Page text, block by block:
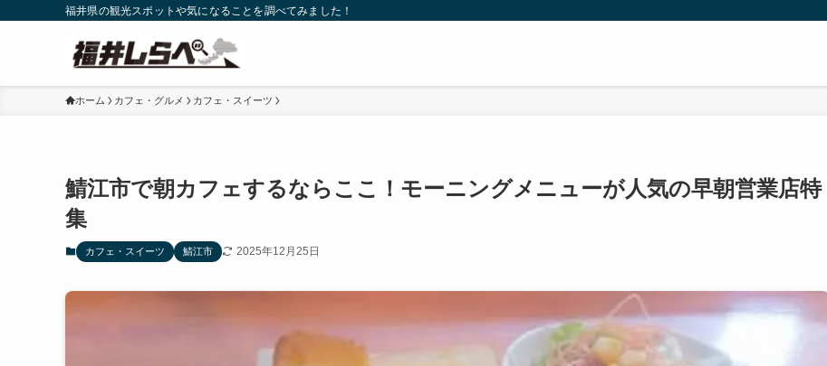
福井県の観光スポットや気になることを調べてみました！
ホーム カフェ・グルメ カフェ・スイーツ
鯖江市で朝カフェするならここ！モーニングメニューが人気の早朝営業店特
集
カフェ・スイーツ 鯖江市 2025年12月25日